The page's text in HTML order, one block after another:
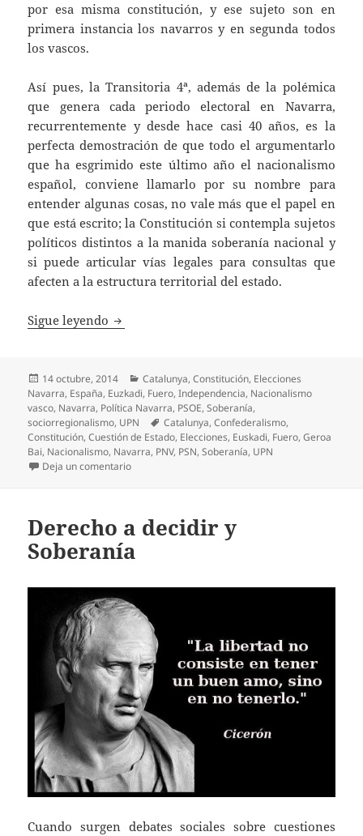
por esa misma constitución, y ese sujeto son en
primera instancia los navarros y en segunda todos
los vascos.
Así pues, la Transitoria 4ª, además de la polémica
que genera cada periodo electoral en Navarra,
recurrentemente y desde hace casi 40 años, es la
perfecta demostración de que todo el argumentarlo
que ha esgrimido este último año el nacionalismo
español, conviene llamarlo por su nombre para
entender algunas cosas, no vale más que el papel en
que está escrito; la Constitución si contempla sujetos
políticos distintos a la manida soberanía nacional y
si puede articular vías legales para consultas que
afecten a la estructura territorial del estado.
Sigue leyendo La transitoria 4ª
Publicado
el
14 octubre, 2014 Categorías
Catalunya,Constitución, Elecciones
Navarra, España, Euzkadi, Fuero,Independencia, Nacionalismo
vasco, Navarra, Política Navarra, PSOE,Soberanía,
sociorregionalismo, UPN Etiquetas
Catalunya,Confederalismo,
Constitución,Cuestión de Estado, Elecciones, Euskadi, Fuero,Geroa
Bai, Nacionalismo, Navarra, PNV, PSN,Soberanía, UPN
Deja un comentarioen La transitoria 4ª
Derecho a decidir y
Soberanía
Cuando surgen debates sociales sobre cuestiones